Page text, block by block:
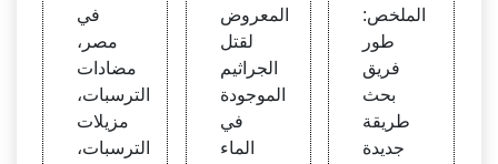
في
مصر،
مضادات
الترسبات،
مزيلات
الترسبات،
المعروض
لقتل
الجراثيم
الموجودة
في
الماء
الملخص:
طور
فريق
بحث
طريقة
جديدة